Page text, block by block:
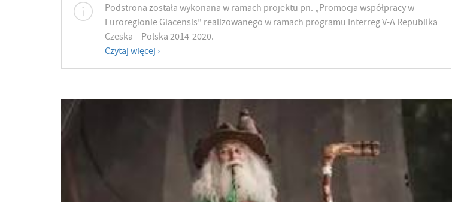
Podstrona została wykonana w ramach projektu pn. „Promocja współpracy w
Euroregionie Glacensis” realizowanego w ramach programu Interreg V-A Republika
Czeska – Polska 2014-2020.
Czytaj więcej ›